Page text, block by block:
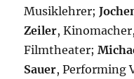
Musiklehrer;
Zeiler,
Filmtheater;
Sauer, Performing